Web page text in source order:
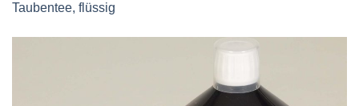
Taubentee, flüssig